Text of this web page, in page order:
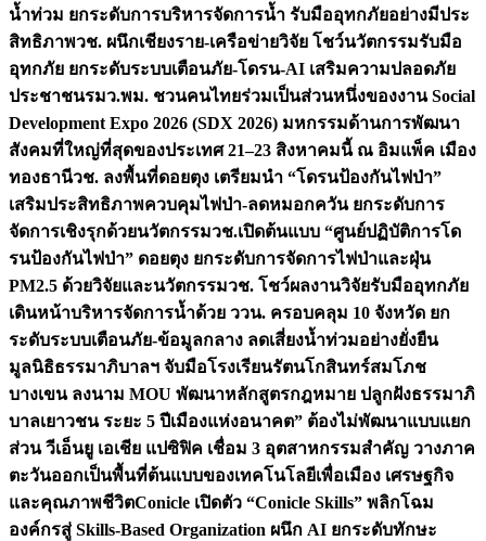
น้ำท่วม ยกระดับการบริหารจัดการน้ำ รับมืออุทกภัยอย่างมีประ
สิทธิภาพวช. ผนึกเชียงราย-เครือข่ายวิจัย โชว์นวัตกรรมรับมือ
อุทกภัย ยกระดับระบบเตือนภัย-โดรน-AI เสริมความปลอดภัย
ประชาชนรมว.พม. ชวนคนไทยร่วมเป็นส่วนหนึ่งของงาน Social
Development Expo 2026 (SDX 2026) มหกรรมด้านการพัฒนา
สังคมที่ใหญ่ที่สุดของประเทศ 21–23 สิงหาคมนี้ ณ อิมแพ็ค เมือง
ทองธานีวช. ลงพื้นที่ดอยตุง เตรียมนำ “โดรนป้องกันไฟป่า”
เสริมประสิทธิภาพควบคุมไฟป่า-ลดหมอกควัน ยกระดับการ
จัดการเชิงรุกด้วยนวัตกรรมวช.เปิดต้นแบบ “ศูนย์ปฏิบัติการโด
รนป้องกันไฟป่า” ดอยตุง ยกระดับการจัดการไฟป่าและฝุ่น
PM2.5 ด้วยวิจัยและนวัตกรรมวช. โชว์ผลงานวิจัยรับมืออุทกภัย
เดินหน้าบริหารจัดการน้ำด้วย ววน. ครอบคลุม 10 จังหวัด ยก
ระดับระบบเตือนภัย-ข้อมูลกลาง ลดเสี่ยงน้ำท่วมอย่างยั่งยืน
มูลนิธิธรรมาภิบาลฯ จับมือโรงเรียนรัตนโกสินทร์สมโภช
บางเขน ลงนาม MOU พัฒนาหลักสูตรกฎหมาย ปลูกฝังธรรมาภิ
บาลเยาวชน ระยะ 5 ปีเมืองแห่งอนาคต” ต้องไม่พัฒนาแบบแยก
ส่วน วีเอ็นยู เอเชีย แปซิฟิค เชื่อม 3 อุตสาหกรรมสำคัญ วางภาค
ตะวันออกเป็นพื้นที่ต้นแบบของเทคโนโลยีเพื่อเมือง เศรษฐกิจ
และคุณภาพชีวิตConicle เปิดตัว “Conicle Skills” พลิกโฉม
องค์กรสู่ Skills-Based Organization ผนึก AI ยกระดับทักษะ